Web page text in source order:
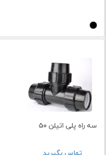
سه راه پلی اتیلن 50